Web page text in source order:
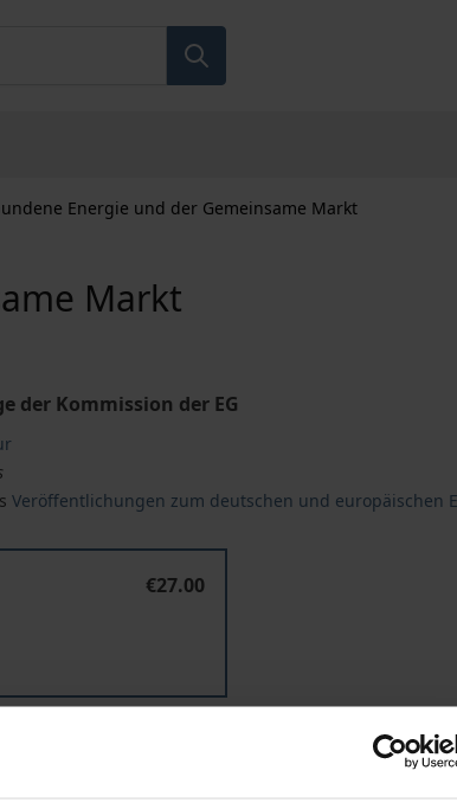
Energie und der Gemeinsame Markt
Markt
der Kommission der EG
Veröffentlichungen zum deutschen und europäischen
€27.00